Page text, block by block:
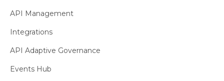
API Management
Integrations
API Adaptive Governance
Events Hub